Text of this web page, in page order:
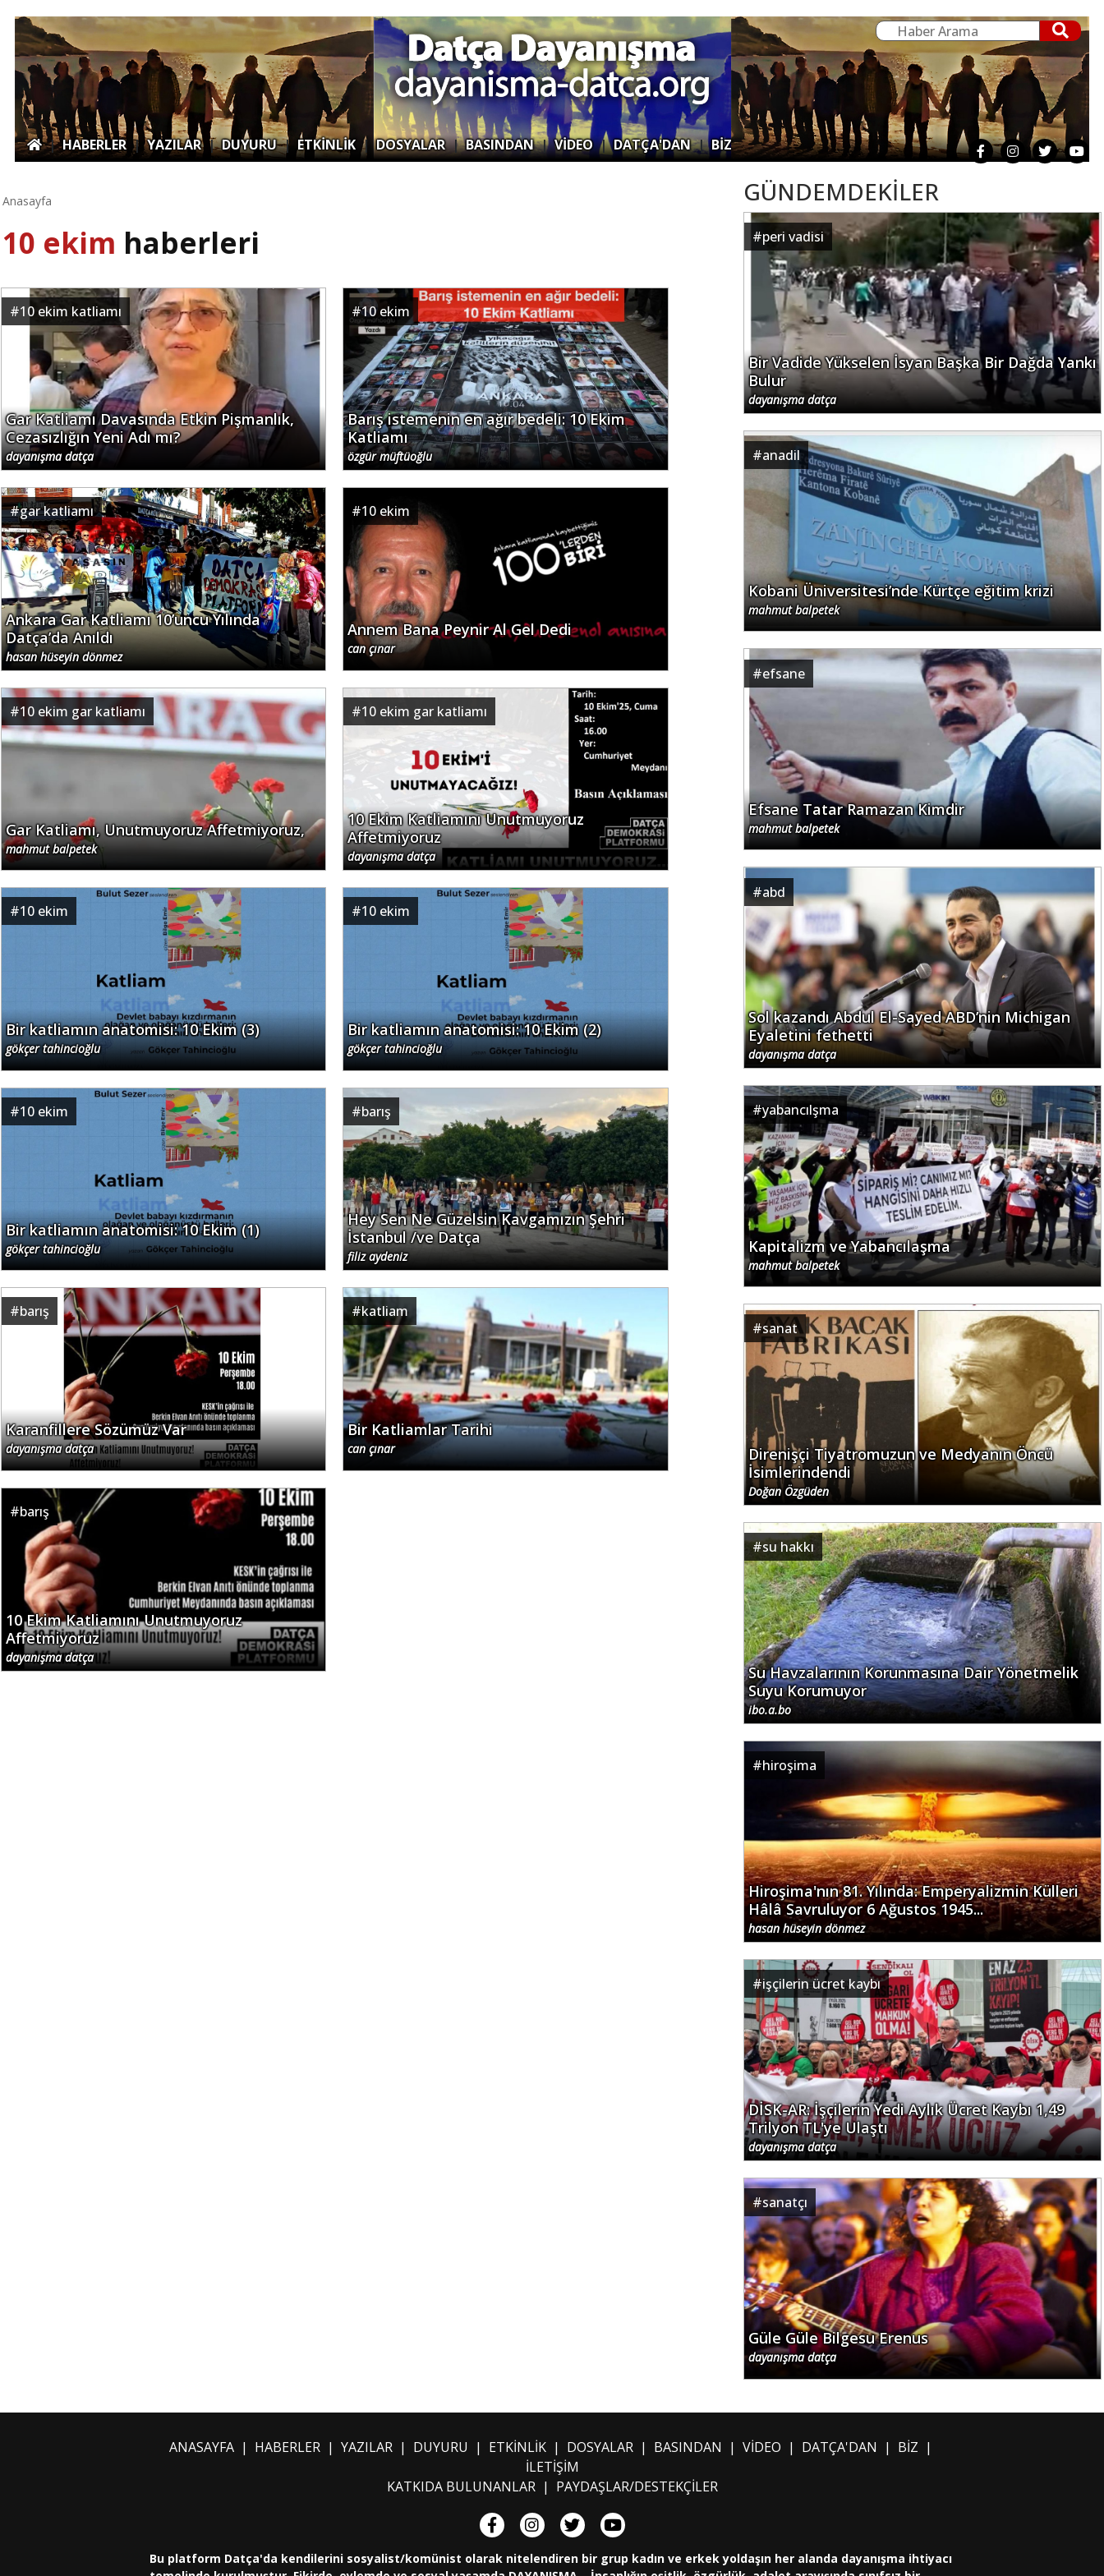
|HABERLER|YAZILAR|DUYURU| ETKİNLİK |DOSYALAR|BASINDAN|VİDEO|DATÇA'DAN|BİZ
Anasayfa
10 ekim haberleri
#10 ekim katliamı
Gar Katliamı Davasında Etkin Pişmanlık,
Cezasızlığın Yeni Adı mı?
dayanışma datça
#10 ekim
Barış istemenin en ağır bedeli: 10 Ekim
Katliamı
özgür müftüoğlu
#gar katliamı
Ankara Gar Katliamı 10’uncu Yılında
Datça’da Anıldı
hasan hüseyin dönmez
#10 ekim
Annem Bana Peynir Al Gel Dedi
can çınar
#10 ekim gar katliamı
Gar Katliamı, Unutmuyoruz Affetmiyoruz,
mahmut balpetek
#10 ekim gar katliamı
10 Ekim Katliamını Unutmuyoruz
Affetmiyoruz
dayanışma datça
#10 ekim
Bir katliamın anatomisi: 10 Ekim (3)
gökçer tahincioğlu
#10 ekim
Bir katliamın anatomisi: 10 Ekim (2)
gökçer tahincioğlu
#10 ekim
Bir katliamın anatomisi: 10 Ekim (1)
gökçer tahincioğlu
#barış
Hey Sen Ne Güzelsin Kavgamızın Şehri
İstanbul /ve Datça
filiz aydeniz
#barış
Karanfillere Sözümüz Var
dayanışma datça
#katliam
Bir Katliamlar Tarihi
can çınar
#barış
10 Ekim Katliamını Unutmuyoruz
Affetmiyoruz
dayanışma datça
GÜNDEMDEKİLER
#peri vadisi
Bir Vadide Yükselen İsyan Başka Bir Dağda Yankı
Bulur
dayanışma datça
#anadil
Kobani Üniversitesi’nde Kürtçe eğitim krizi
mahmut balpetek
#efsane
Efsane Tatar Ramazan Kimdir
mahmut balpetek
#abd
Sol kazandı Abdul El-Sayed ABD’nin Michigan
Eyaletini fethetti
dayanışma datça
#yabancılşma
Kapitalizm ve Yabancılaşma
mahmut balpetek
#sanat
Direnişçi Tiyatromuzun ve Medyanın Öncü
İsimlerindendi
Doğan Özgüden
#su hakkı
Su Havzalarının Korunmasına Dair Yönetmelik
Suyu Korumuyor
ibo.a.bo
#hiroşima
Hiroşima'nın 81. Yılında: Emperyalizmin Külleri
Hâlâ Savruluyor 6 Ağustos 1945...
hasan hüseyin dönmez
#işçilerin ücret kaybı
DİSK-AR: İşçilerin Yedi Aylık Ücret Kaybı 1,49
Trilyon TL'ye Ulaştı
dayanışma datça
#sanatçı
Güle Güle Bilgesu Erenus
dayanışma datça
ANASAYFA| HABERLER| YAZILAR| DUYURU | ETKİNLİK| DOSYALAR| BASINDAN | VİDEO | DATÇA'DAN | BİZ |
İLETİŞİM
KATKIDA BULUNANLAR| PAYDAŞLAR/DESTEKÇİLER
Bu platform Datça'da kendilerini sosyalist/komünist olarak nitelendiren bir grup kadın ve erkek yoldaşın her alanda dayanışma ihtiyacı